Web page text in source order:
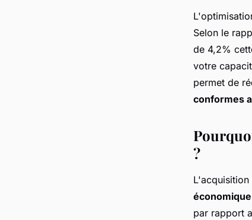
Selon le
de 4,2%
votre
permet de
conformes
?
par rapport